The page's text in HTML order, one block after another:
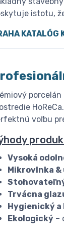
istotu,
KATALÓG
voľbu
Vysoká
Mikrovlnka
Trvácna
Hygienický a
Ekologický –